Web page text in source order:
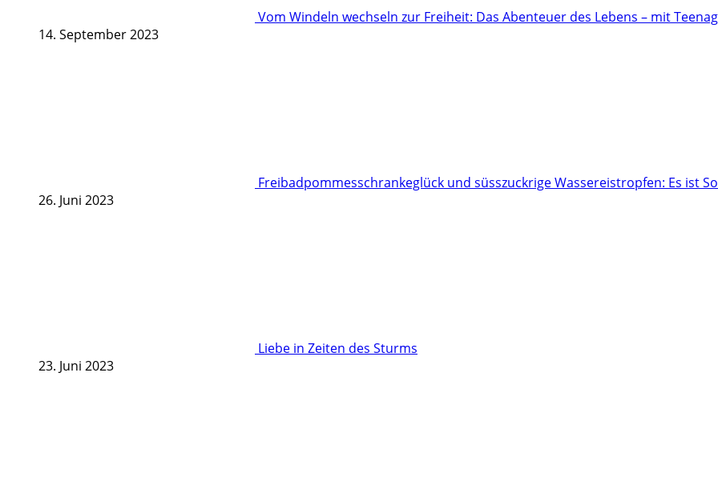
Vom Windeln wechseln zur Freiheit: Das Abenteuer des Lebens – mit
14. September 2023
Freibadpommesschrankeglück und süsszuckrige Wassereistropfen: Es ist
26. Juni 2023
Liebe in Zeiten des Sturms
23. Juni 2023